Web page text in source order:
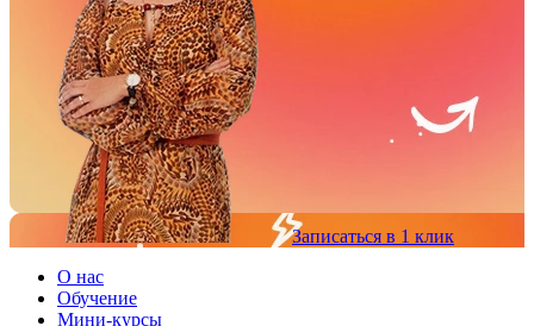
Записаться в 1 клик
О нас
Обучение
Мини-курсы